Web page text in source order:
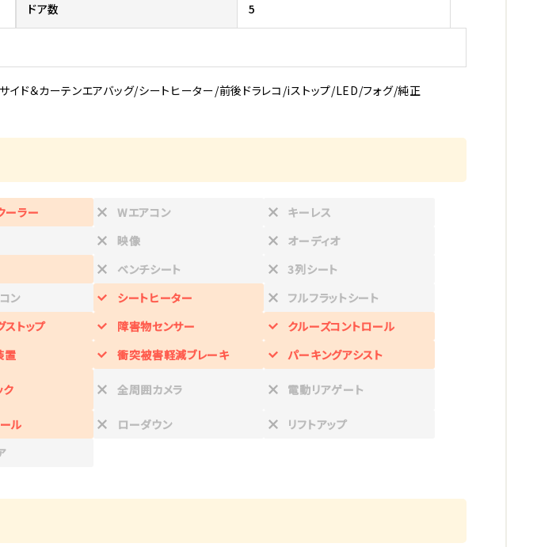
ドア数 5
＆カーテンエアバッグ/シートヒーター/前後ドラレコ/iストップ/LED/フォグ/純正
ーラー Wエアコン
キーレス
映像
オーディオ
ベンチシート
3列シート
ン シートヒーター
フルフラットシート
ストップ 障害物センサー
クルーズコントロール
置 衝突被害軽減ブレーキ
パーキングアシスト
ク 全周囲カメラ 電動リアゲート
ル ローダウン
リフトアップ